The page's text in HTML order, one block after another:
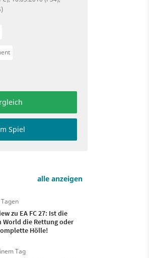
Spiel
alle anzeigen
zu EA FC 27: Ist die
World die Rettung oder
Hölle!
Tag